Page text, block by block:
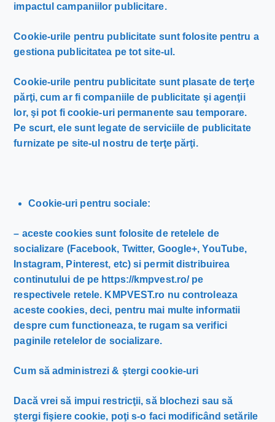
impactul campaniilor publicitare.
Cookie-urile pentru publicitate sunt folosite pentru a
gestiona publicitatea pe tot site-ul.
Cookie-urile pentru publicitate sunt plasate de terţe
părţi, cum ar fi companiile de publicitate şi agenţii
lor, şi pot fi cookie-uri permanente sau temporare.
Pe scurt, ele sunt legate de serviciile de publicitate
furnizate pe site-ul nostru de terţe părţi.
Cookie-uri pentru sociale:
– aceste cookies sunt folosite de retelele de
socializare (Facebook, Twitter, Google+, YouTube,
Instagram, Pinterest, etc) si permit distribuirea
continutului de pe https://kmpvest.ro/ pe
respectivele retele. KMPVEST.ro nu controleaza
aceste cookies, deci, pentru mai multe informatii
despre cum functioneaza, te rugam sa verifici
paginile retelelor de socializare.
Cum să administrezi & ştergi cookie-uri
Dacă vrei să impui restricţii, să blochezi sau să
ştergi fişiere cookie, poţi s-o faci modificând setările